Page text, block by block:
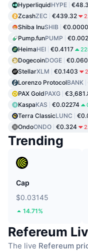
HyperliquidHYPE
ZcashZEC €439.32
Shiba InuSHIB
Pump.funPUMP
HeimaHEI €0.4117
DogecoinDOGE
StellarXLM €0.1403
Lorenzo ProtocolBANK
PAX GoldPAXG
KaspaKAS €0.02274
Terra ClassicLUNC
OndoONDO €0.324
Trending
Cap
$0.03145
14.71%
Refereum
The live Refereum